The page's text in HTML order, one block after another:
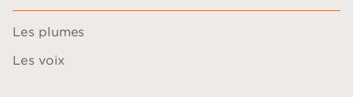
Les plumes
Les voix